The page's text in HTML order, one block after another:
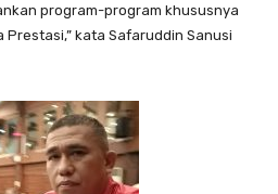
program-program khususnya
kata Safaruddin Sanusi